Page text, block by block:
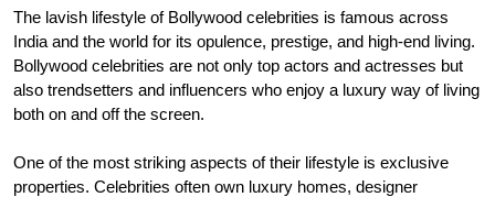
The lavish lifestyle of Bollywood celebrities is famous across
India and the world for its opulence, prestige, and high-end living.
Bollywood celebrities are not only top actors and actresses but
also trendsetters and influencers who enjoy a luxury way of living
both on and off the screen.
One of the most striking aspects of their lifestyle is exclusive
properties. Celebrities often own luxury homes, designer